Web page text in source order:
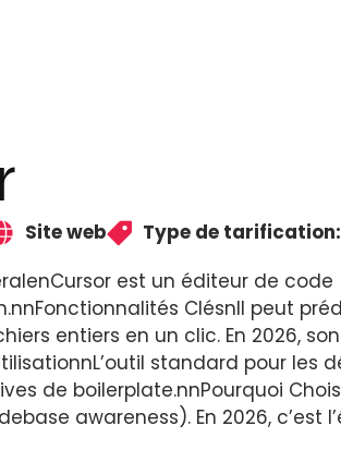
Site web Type de tarification:
est un éditeur de
ClésnIl peut
entiers en un clic. En 2026,
standard pour
de boilerplate.nnPourquoi
awareness). En 2026,